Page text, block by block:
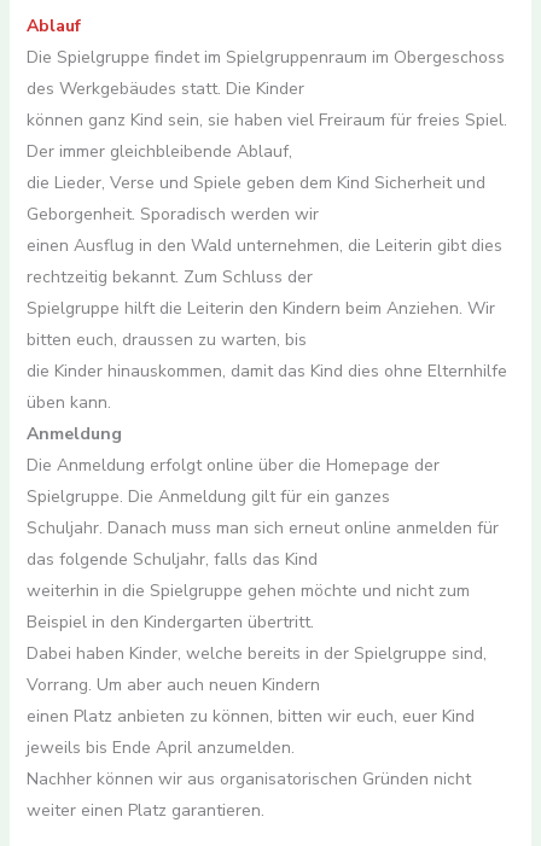
Ablauf
Die Spielgruppe findet im Spielgruppenraum im Obergeschoss
des Werkgebäudes statt. Die Kinder
können ganz Kind sein, sie haben viel Freiraum für freies Spiel.
Der immer gleichbleibende Ablauf,
die Lieder, Verse und Spiele geben dem Kind Sicherheit und
Geborgenheit. Sporadisch werden wir
einen Ausflug in den Wald unternehmen, die Leiterin gibt dies
rechtzeitig bekannt. Zum Schluss der
Spielgruppe hilft die Leiterin den Kindern beim Anziehen. Wir
bitten euch, draussen zu warten, bis
die Kinder hinauskommen, damit das Kind dies ohne Elternhilfe
üben kann.
Anmeldung
Die Anmeldung erfolgt online über die Homepage der
Spielgruppe. Die Anmeldung gilt für ein ganzes
Schuljahr. Danach muss man sich erneut online anmelden für
das folgende Schuljahr, falls das Kind
weiterhin in die Spielgruppe gehen möchte und nicht zum
Beispiel in den Kindergarten übertritt.
Dabei haben Kinder, welche bereits in der Spielgruppe sind,
Vorrang. Um aber auch neuen Kindern
einen Platz anbieten zu können, bitten wir euch, euer Kind
jeweils bis Ende April anzumelden.
Nachher können wir aus organisatorischen Gründen nicht
weiter einen Platz garantieren.